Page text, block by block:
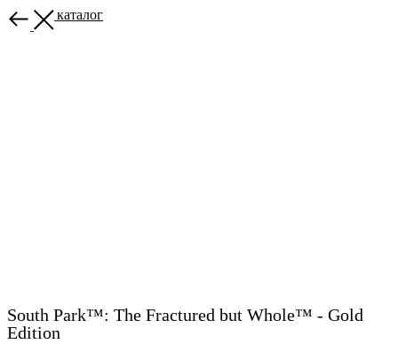
Назад в каталог
South Park™: The Fractured but Whole™ - Gold
Edition